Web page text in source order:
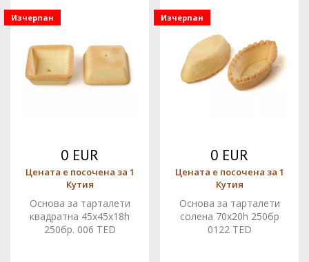
Изчерпан
0 EUR
Цената е посочена за 1
Кутия
Основа за тарталети
квадратна 45x45x18h
250бр. 006 TED
Изчерпан
0 EUR
Цената е посочена за 1
Кутия
Основа за тарталети
солена 70x20h 250бр
0122 TED